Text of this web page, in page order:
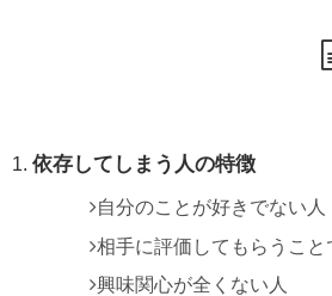
依存してしまう人の特徴
自分のことが好きでない人
相手に評価してもらうこ
興味関心が全くない人